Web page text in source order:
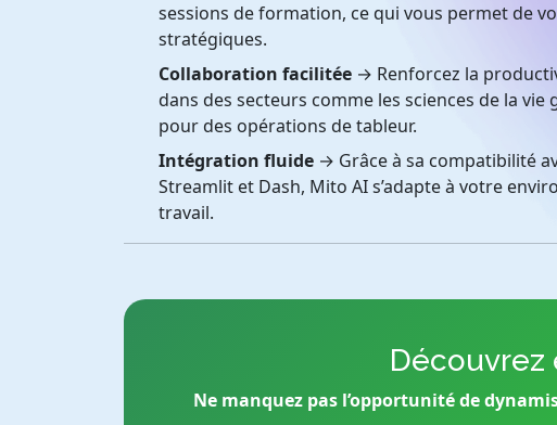
sessions de formation, ce qui vous permet de
stratégiques.
Collaboration facilitée → Renforcez la
dans des secteurs comme les sciences de la
pour des opérations de tableur.
Intégration fluide → Grâce à sa compatibilité
Streamlit et Dash, Mito AI s’adapte à votre
travail.
Découvrez
Ne manquez pas l’opportunité de